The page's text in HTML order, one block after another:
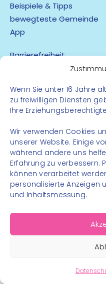
Wenn Sie unter 16 Jahre
zu freiwilligen Diensten
Ihre
Wir verwenden Cookies
unserer Website. Einige
während andere uns
Erfahrung zu verbessern.
können verarbeitet
personalisierte Anzeigen
und Inhaltsmessung.
Beispiele & Tipps
bewegteste Gemeinde
App
Barrierefreiheit
Kontakt
Instagram
Facebook
© 2026 – Bewegungsland